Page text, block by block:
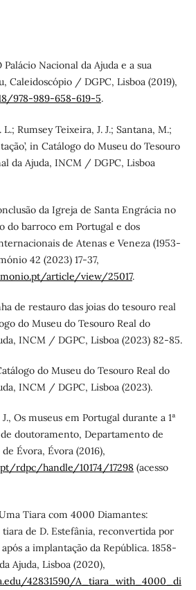
Palácio Nacional da Ajuda e a sua
Caleidoscópio / DGPC, Lisboa (2019),
978-989-658-619-5.
Rumsey Teixeira, J. J.; Santana, M.;
in Catálogo do Museu do Tesouro
da Ajuda, INCM / DGPC, Lisboa
da Igreja de Santa Engrácia no
do barroco em Portugal e dos
de Atenas e Veneza (1953-
42 (2023) 17-37,
article/view/25017.
de restauro das joias do tesouro real
do Museu do Tesouro Real do
INCM / DGPC, Lisboa (2023) 82-85.
do Museu do Tesouro Real do
INCM / DGPC, Lisboa (2023).
Os museus em Portugal durante a 1ª
doutoramento, Departamento de
Évora, Évora (2016),
rdpc/handle/10174/17298(acesso
Tiara com 4000 Diamantes:
de D. Estefânia, reconvertida por
a implantação da República. 1858-
Ajuda, Lisboa (2020),
42831590/A_tiara_with_4000_di